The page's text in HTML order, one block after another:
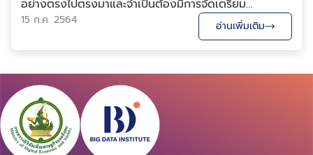
อย่างตรงไปตรงมาและจำเป็นต้องมีการจัดเตรียม
(preprocess) ให้อยู่ในลักษณะที่เหมาะสมแก่การนำไป
คำนวณได้เสียก่อน ซึ่งการจัดเตรียมข้อมูลเหล่านี้สามารถ
ทำได้จากหลากหลายเทคนิคไม่ว่าจะเป็นการทำการประ...
15 ก.ค. 2564 อ่านเพิ่มเติม